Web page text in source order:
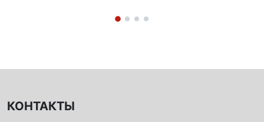
КОНТАКТЫ